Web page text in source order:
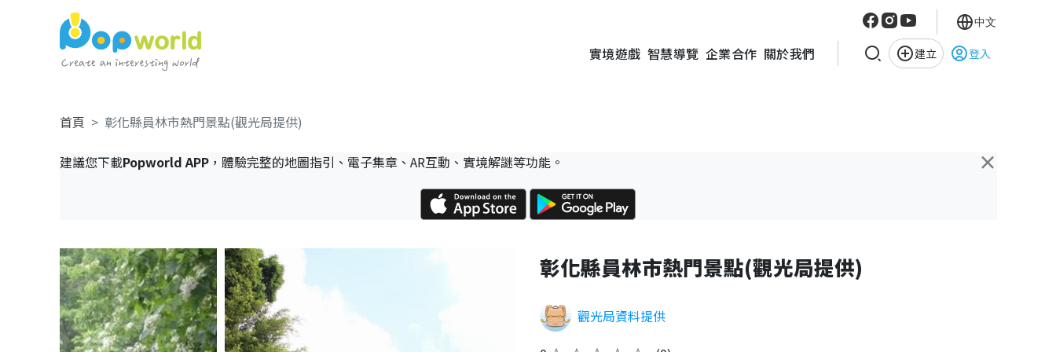
實境遊戲 智慧導覽 企業合作 關於我們 建立 登入
中文
首頁 彰化縣員林市熱門景點(觀光局提供)
×
建議您下載Popworld APP，體驗完整的地圖指引、電子集章、AR互動、實境解謎等功能。
彰化縣員林市熱門景點(觀光局提供)
觀光局資料提供